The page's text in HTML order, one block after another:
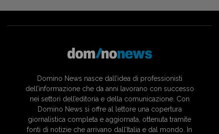
Domino News nasce dall’idea di professionisti
dell’informazione che da anni lavorano con successo
nei settori dell’editoria e della comunicazione. Con
Domino News si offre al lettore una copertura
giornalistica completa e aggiornata, ottenuta tramite
fonti di notizie che arrivano dall’Italia e dal mondo. In